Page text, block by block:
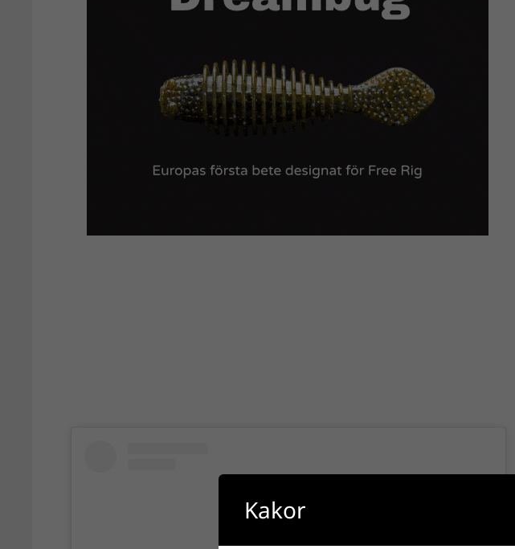
Kakor